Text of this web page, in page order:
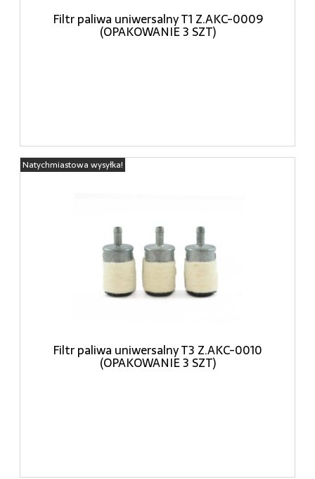
Filtr paliwa uniwersalny T1 Z.AKC-0009
(OPAKOWANIE 3 SZT)
Filtr paliwa uniwersalny T3 Z.AKC-0010
(OPAKOWANIE 3 SZT)
Natychmiastowa wysyłka!